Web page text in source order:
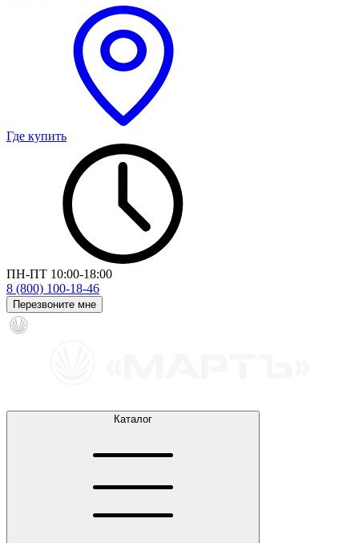
Где купить
ПН-ПТ 10:00-18:00
8 (800) 100-18-46
Перезвоните мне
Каталог